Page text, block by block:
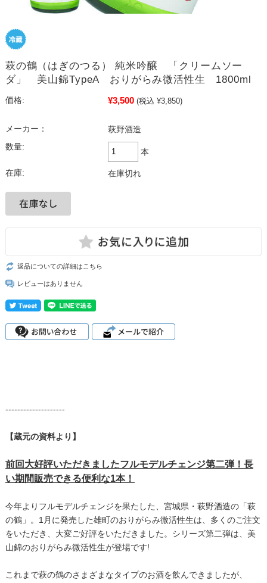
萩の鶴（はぎのつる） 純米吟醸 「クリームソー
ダ」 美山錦TypeA おりがらみ微活性生 1800ml
価格: ¥3,500 (税込 ¥3,850)
メーカー：
萩野酒造
数量:
本
在庫: 在庫切れ
返品についての詳細はこちら
レビューはありません
--------------------
【蔵元の資料より】
前回大好評いただきましたフルモデルチェンジ第二弾！長
い期間販売できる便利な1本！
今年よりフルモデルチェンジを果たした、宮城県・萩野酒造の「萩
の鶴」。1月に発売した雄町のおりがらみ微活性生は、多くのご注文
をいただき、大変ご好評をいただきました。シリーズ第二弾は、美
山錦のおりがらみ微活性生が登場です!
これまで萩の鶴のさまざまなタイプのお酒を飲んできましたが、